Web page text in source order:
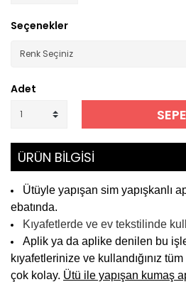
Seçenekler
Adet
ÜRÜN BİLGİSİ
Ütüyle yapışan sim yapışkanlı
ebatında.
Kıyafetlerde ve ev tekstilinde
Aplik ya da aplike denilen bu
kıyafetlerinize ve kullandığınız
çok kolay. Ütü ile yapışan kumaş